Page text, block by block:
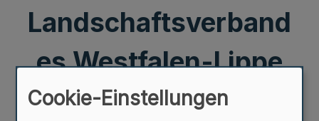
Landschaftsverband
es Westfalen-Lippe
Mehr
Cookie-Einstellungen